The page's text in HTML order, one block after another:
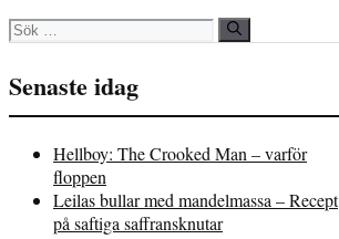
Sök
efter:
Senaste idag
Hellboy: The Crooked Man – varför
floppen
Leilas bullar med mandelmassa – Recept
på saftiga saffransknutar